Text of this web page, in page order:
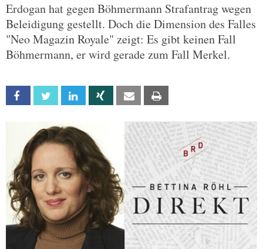
Erdogan hat gegen Böhmermann Strafantrag wegen
Beleidigung gestellt. Doch die Dimension des Falles
"Neo Magazin Royale" zeigt: Es gibt keinen Fall
Böhmermann, er wird gerade zum Fall Merkel.
Facebook Twitter Linkedin Xing Email